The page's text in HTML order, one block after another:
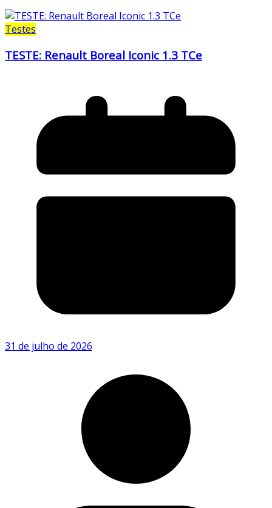
Testes
TESTE: Renault Boreal Iconic 1.3 TCe
31 de julho de 2026